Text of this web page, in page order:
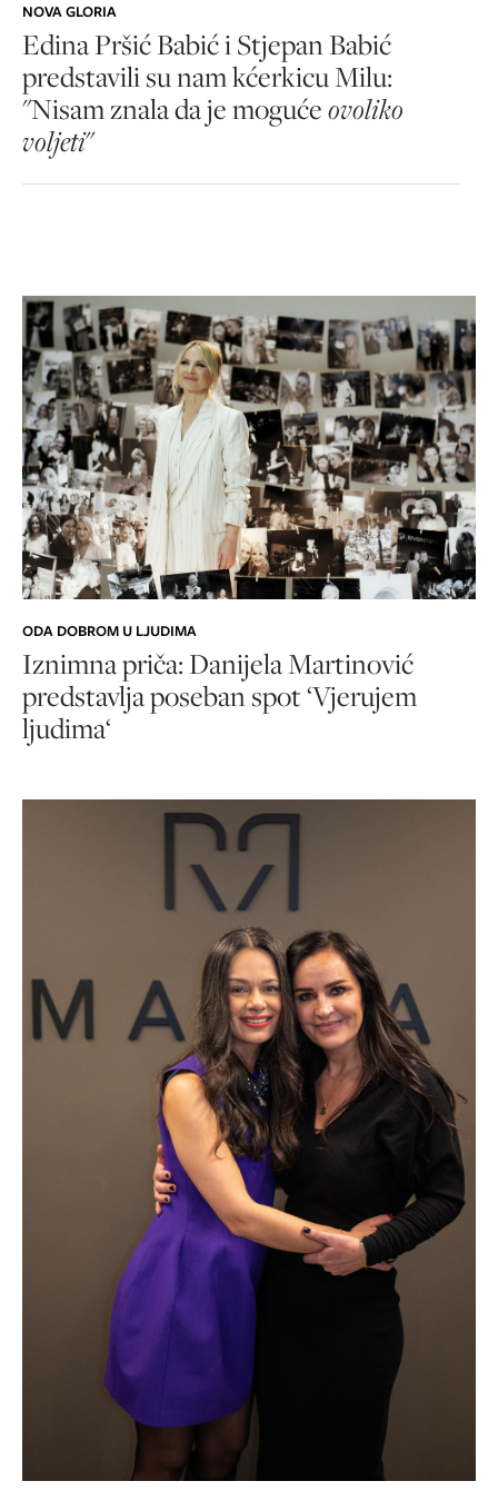
NOVA GLORIA
Edina Pršić Babić i Stjepan Babić
predstavili su nam kćerkicu Milu:
"Nisam znala da je mogućeovoliko
voljeti"
ODA DOBROM U LJUDIMA
Iznimna priča: Danijela Martinović
predstavlja poseban spot ‘Vjerujem
ljudima‘